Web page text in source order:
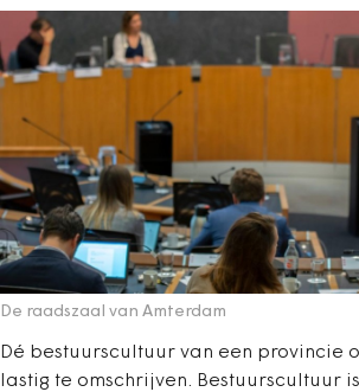
De raadszaal van Amterdam
Dé bestuurscultuur van een provincie
lastig te omschrijven. Bestuurscultuur